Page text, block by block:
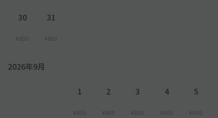
30
¥800
31
¥800
2026年9月
1
¥800
2
¥800
3
¥800
4
¥800
5
¥800